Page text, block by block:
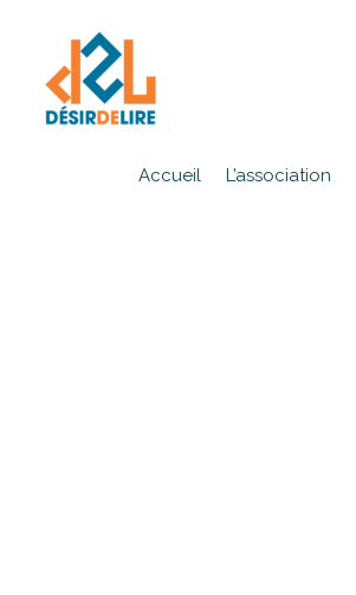
Accueil L’association